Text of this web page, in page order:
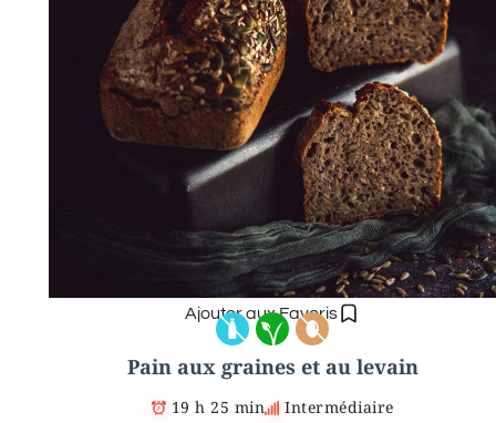
Ajouter aux Favoris
Pain aux graines et au levain
19 h 25 min Intermédiaire